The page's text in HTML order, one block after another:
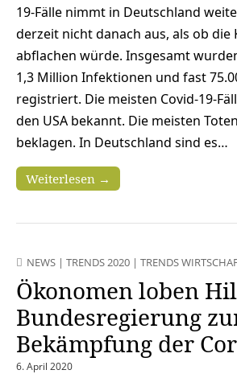
19-Fälle nimmt in Deutschland
derzeit nicht danach aus, als ob die
abflachen würde. Insgesamt
1,3 Million Infektionen und fast
registriert. Die meisten Covid-19-
den USA bekannt. Die meisten
beklagen. In Deutschland sind es…
Weiterlesen →
NEWS | TRENDS 2020 | TRENDS
Ökonomen loben
Bundesregierung
Bekämpfung der
6. April 2020